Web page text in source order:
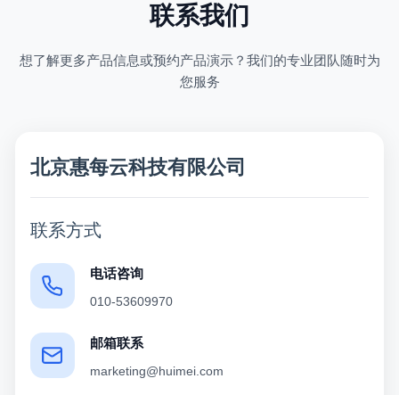
联系我们
想了解更多产品信息或预约产品演示？我们的专业团队随时为
您服务
北京惠每云科技有限公司
联系方式
电话咨询
010-53609970
邮箱联系
marketing@huimei.com